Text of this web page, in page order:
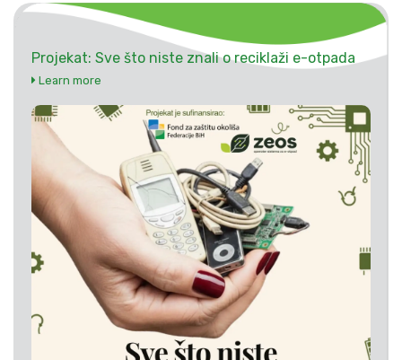
Projekat: Sve što niste znali o reciklaži e-otpada
Learn more